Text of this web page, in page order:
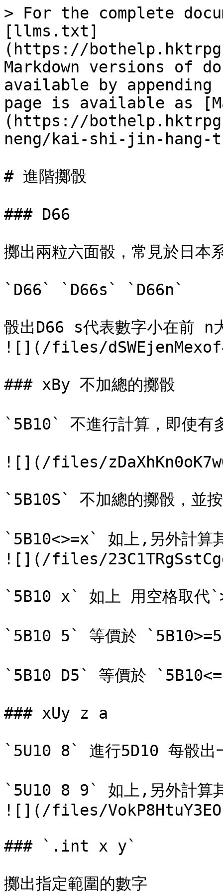
> For the complete
[llms.txt]
(https://
Markdown versions of
available by
page is available as
(https://
neng/kai-shi-jin-
# 進階擲骰
### D66
擲出兩粒六面骰，常見於日本
`D66` `D66s` `D66n`
骰出D66 s代表數字小在前 n
![](/files/
### xBy 不加總的擲骰
`5B10` 不進行計算，即使有
![](/files/
`5B10S` 不加總的擲骰，並
`5B10<>=x` 如上,另外計算
![](/files/
`5B10 x` 如上 用空格取代
`5B10 5` 等價於
`5B10 D5` 等價於
### xUy z a
`5U10 8` 進行5D10 每骰出
`5U10 8 9` 如上,另外計算
![](/files/
### `.int x y`
擲出指定範圍的數字